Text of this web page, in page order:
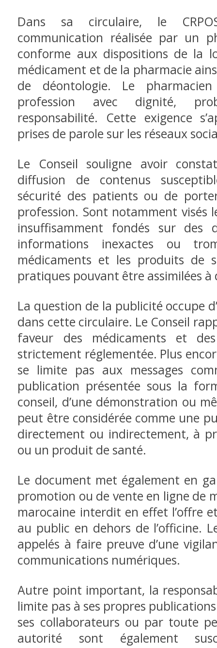
Dans sa circulaire, le
communication réalisée par un
conforme aux dispositions de la
médicament et de la pharmacie
de déontologie. Le
profession avec dignité,
responsabilité. Cette exigence
prises de parole sur les réseaux
Le Conseil souligne avoir
diffusion de contenus
sécurité des patients ou de
profession. Sont notamment visés
insuffisamment fondés sur des
informations inexactes ou
médicaments et les produits de
pratiques pouvant être assimilées
La question de la publicité occupe
dans cette circulaire. Le Conseil
faveur des médicaments et
strictement réglementée. Plus
se limite pas aux messages
publication présentée sous la
conseil, d’une démonstration ou
peut être considérée comme une
directement ou indirectement, à
ou un produit de santé.
Le document met également en
promotion ou de vente en ligne de
marocaine interdit en effet l’offre
au public en dehors de l’officine.
appelés à faire preuve d’une
communications numériques.
Autre point important, la
limite pas à ses propres
ses collaborateurs ou par toute
autorité sont également